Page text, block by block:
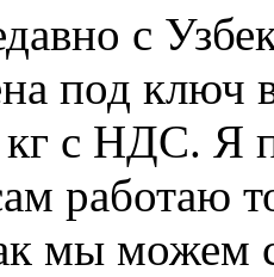
с
под ключ
кг с НДС. Я
работаю
мы можем